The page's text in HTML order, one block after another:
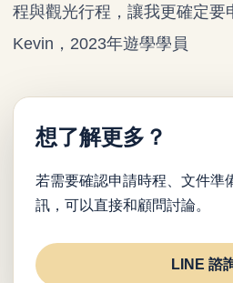
程與觀光行程，讓我更確定要
Kevin，2023年遊學學員
想了解更多？
若需要確認申請時程、文件準
訊，可以直接和顧問討論。
LINE 諮